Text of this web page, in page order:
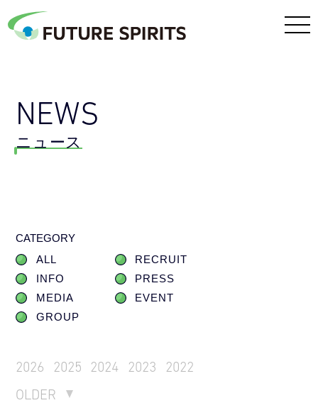
NEWS
ニュース
CATEGORY
ALL
RECRUIT
INFO
PRESS
MEDIA
EVENT
GROUP
2026 2025 2024 2023
2022
OLDER